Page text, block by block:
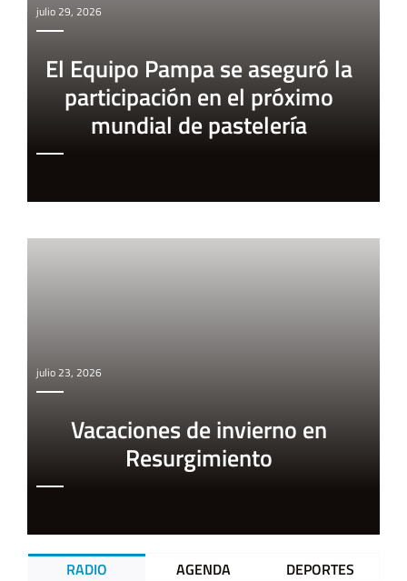
julio 29, 2026
El Equipo Pampa se aseguró la
participación en el próximo
mundial de pastelería
julio 23, 2026
Vacaciones de invierno en
Resurgimiento
RADIO AGENDA DEPORTES